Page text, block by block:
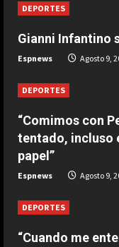
DEPORTES
Gianni Infantino
Espnews Agosto 9,
DEPORTES
“Comimos con
tentado, incluso
papel”
Espnews Agosto 9,
DEPORTES
“Cuando me